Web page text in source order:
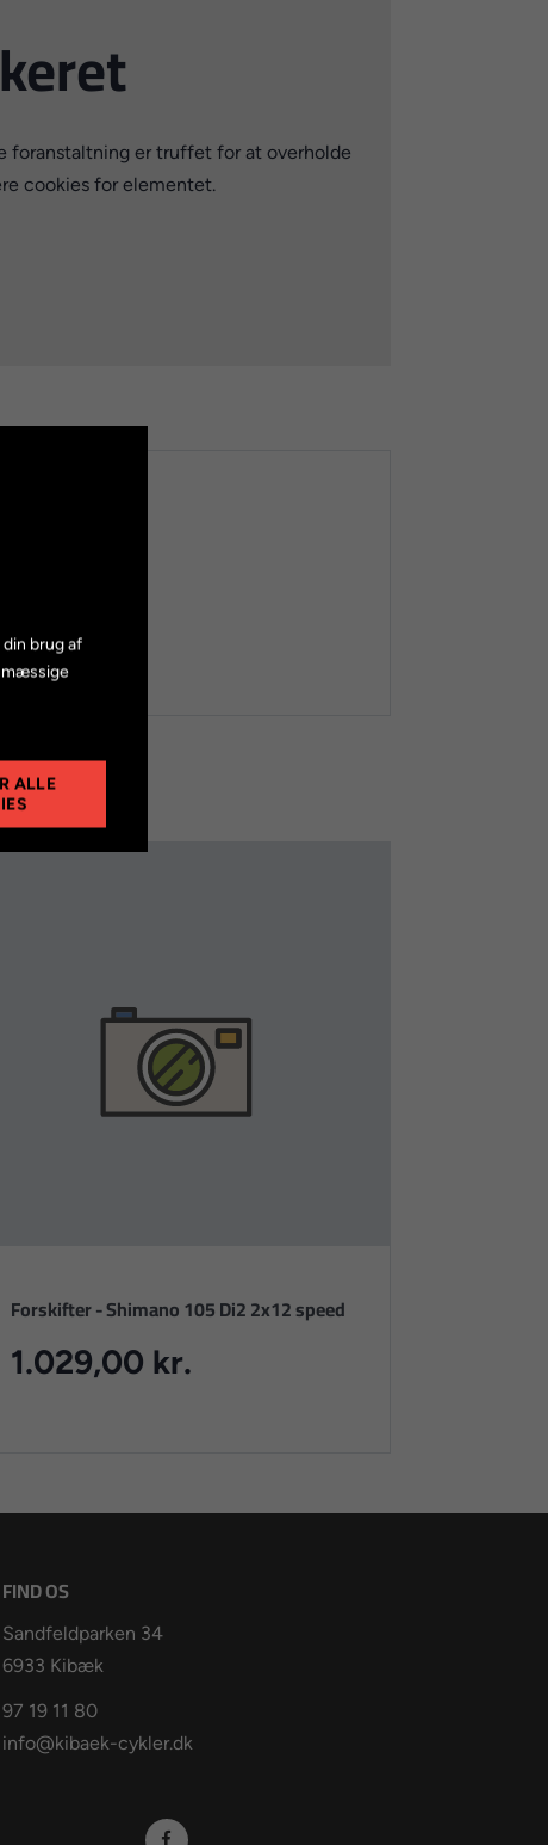
foranstaltning er truffet for at overholde
cookies for elementet.
Forskifter - Shimano 105 Di2 2x12 speed
1.029,00 kr.
FIND OS
Sandfeldparken 34
6933 Kibæk
97 19 11 80
info@kibaek-cykler.dk
brug af
ALLE